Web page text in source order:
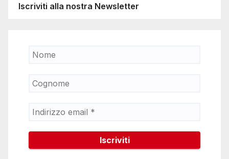
Iscriviti alla nostra Newsletter